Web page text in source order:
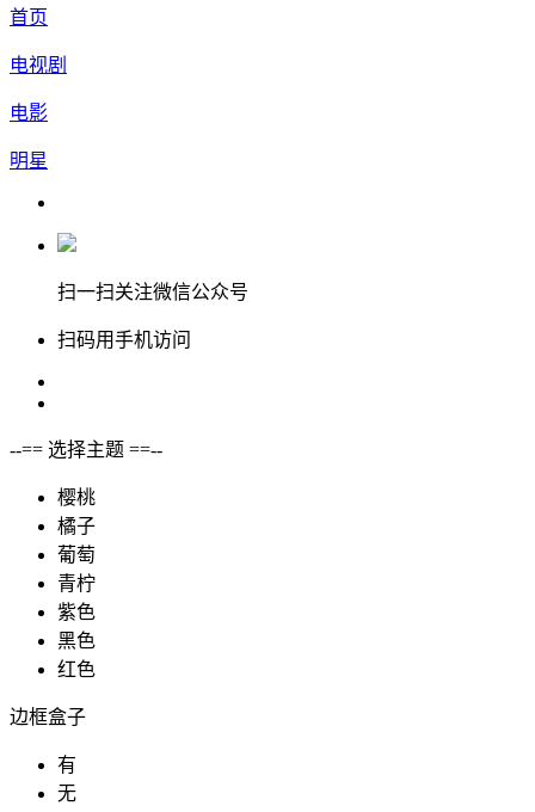
首页
电视剧
电影
明星
扫一扫关注微信公众号
扫码用手机访问
--== 选择主题 ==--
樱桃
橘子
葡萄
青柠
紫色
黑色
红色
边框盒子
有
无